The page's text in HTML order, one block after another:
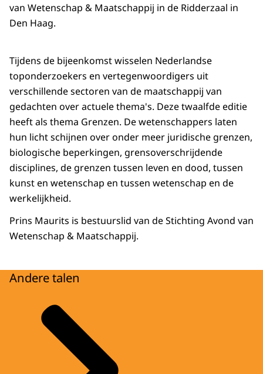
van Wetenschap & Maatschappij in de Ridderzaal in
Den Haag.
Tijdens de bijeenkomst wisselen Nederlandse
toponderzoekers en vertegenwoordigers uit
verschillende sectoren van de maatschappij van
gedachten over actuele thema's. Deze twaalfde editie
heeft als thema Grenzen. De wetenschappers laten
hun licht schijnen over onder meer juridische grenzen,
biologische beperkingen, grensoverschrijdende
disciplines, de grenzen tussen leven en dood, tussen
kunst en wetenschap en tussen wetenschap en de
werkelijkheid.
Prins Maurits is bestuurslid van de Stichting Avond van
Wetenschap & Maatschappij.
Andere talen